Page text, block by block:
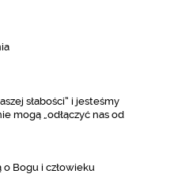
słabości” i jesteśmy
mogą „odłączyć nas od
o Bogu i człowieku